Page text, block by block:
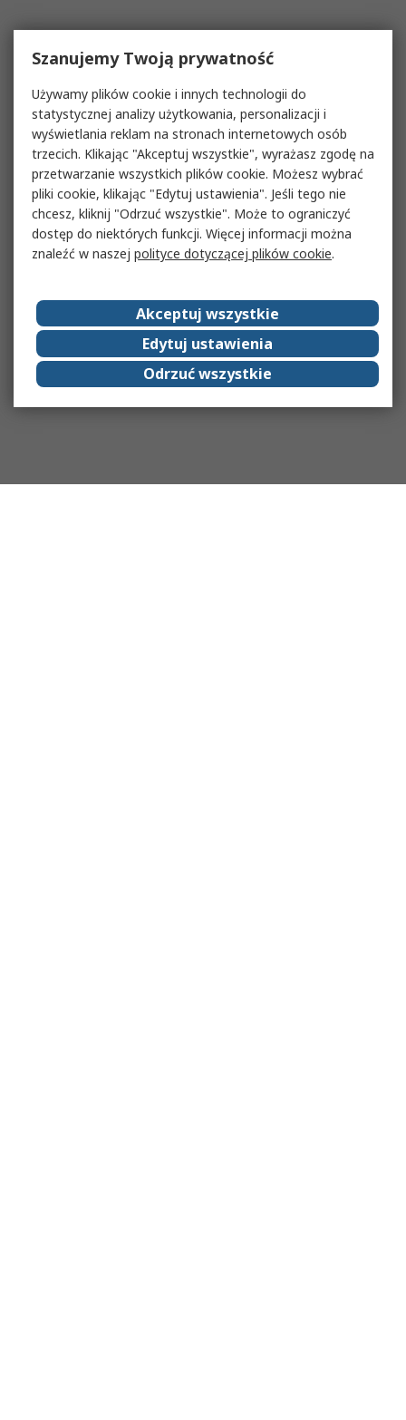
Szanujemy Twoją prywatność
Używamy plików cookie i innych technologii do
statystycznej analizy użytkowania, personalizacji i
wyświetlania reklam na stronach internetowych osób
trzecich. Klikając "Akceptuj wszystkie", wyrażasz zgodę na
przetwarzanie wszystkich plików cookie. Możesz wybrać
pliki cookie, klikając "Edytuj ustawienia". Jeśli tego nie
chcesz, kliknij "Odrzuć wszystkie". Może to ograniczyć
dostęp do niektórych funkcji. Więcej informacji można
znaleźć w naszej polityce dotyczącej plików cookie.
Akceptuj wszystkie
Edytuj ustawienia
Odrzuć wszystkie